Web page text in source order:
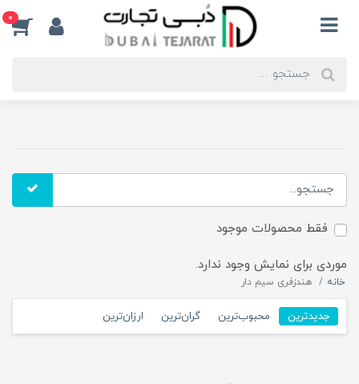
0
فقط محصولات موجود
موردی برای نمایش وجود ندارد.
خانه هندزفری سیم دار
جدیدترین محبوب‌ترین گران‌ترین ارزان‌ترین